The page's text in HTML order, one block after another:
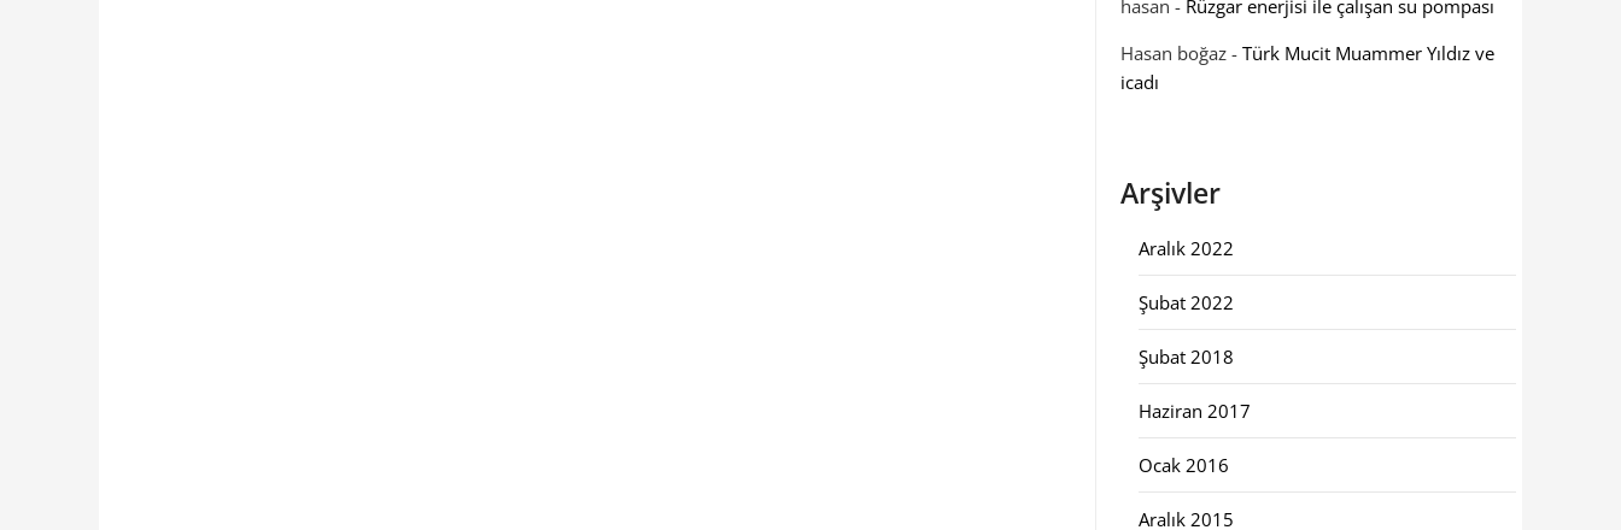
hasan - Rüzgar enerjisi ile çalışan su pompası
Hasan boğaz- Türk Mucit Muammer Yıldız ve
icadı
Arşivler
Aralık 2022
Şubat 2022
Şubat 2018
Haziran 2017
Ocak 2016
Aralık 2015